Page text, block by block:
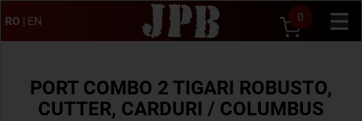
RO | EN 0
PORT COMBO 2 TIGARI ROBUSTO,
CUTTER, CARDURI / COLUMBUS